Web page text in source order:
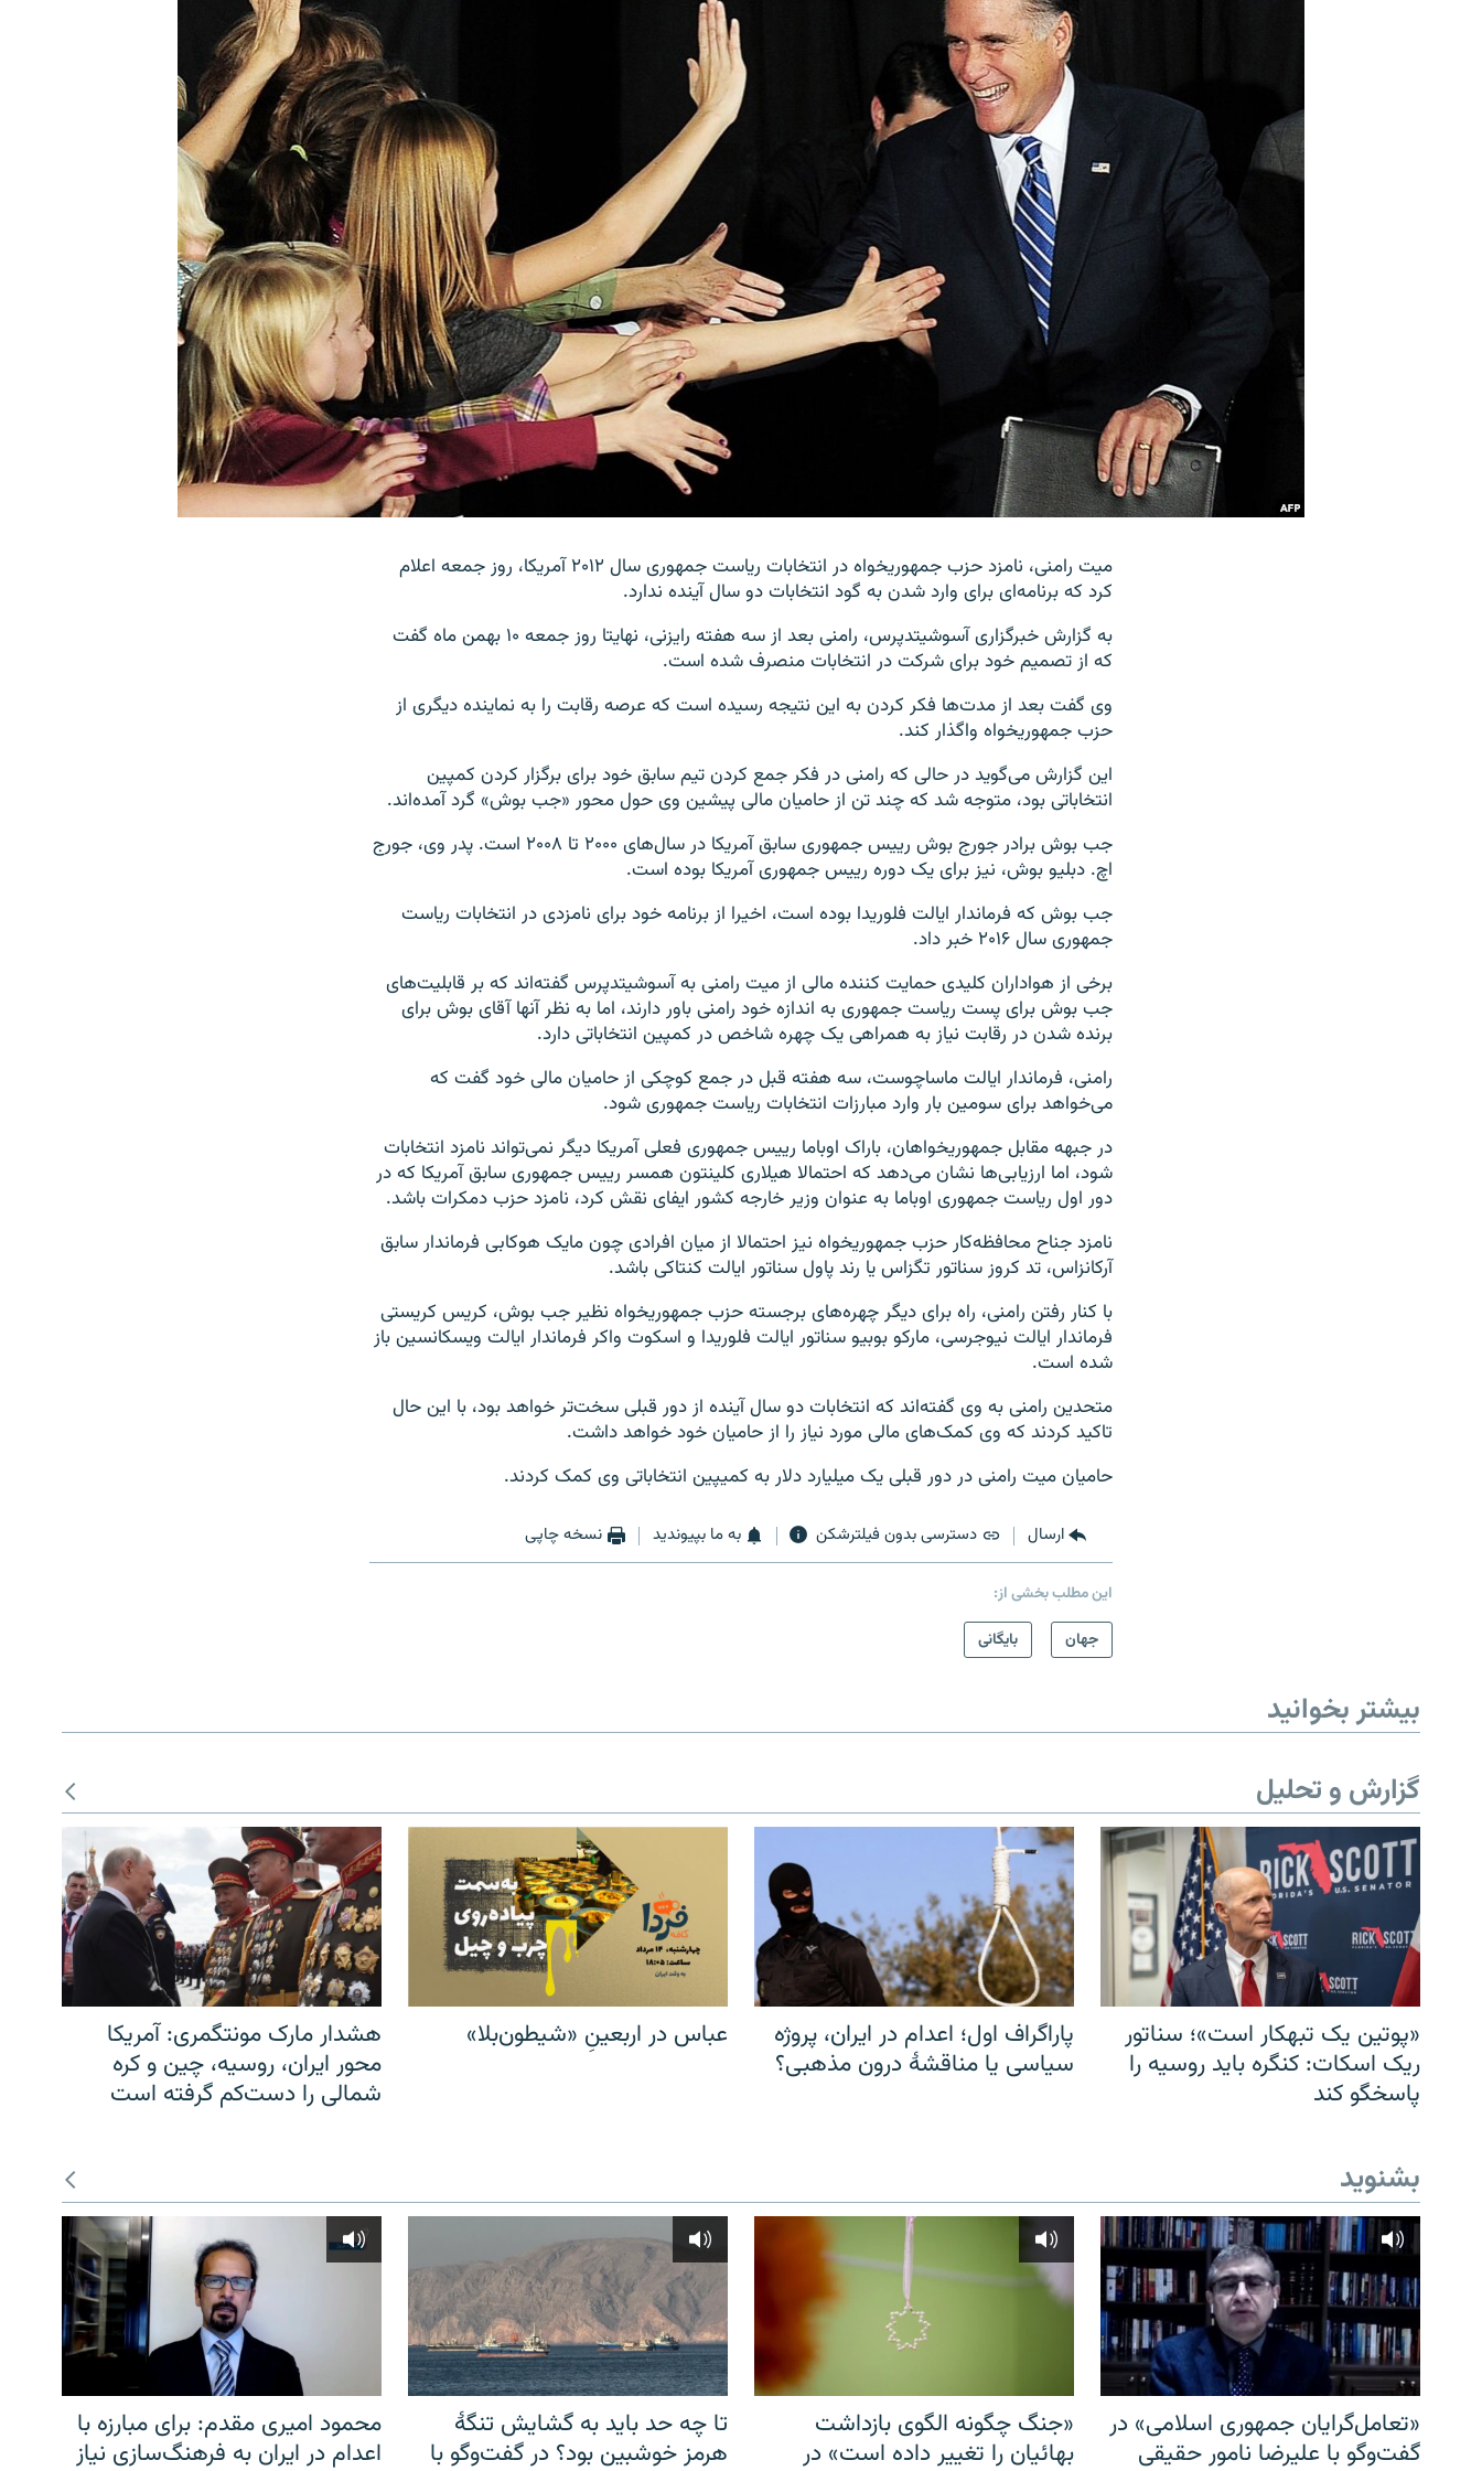
میت رامنی، نامزد حزب جمهوریخواه در انتخابات ریاست جمهوری سال ۲۰۱۲ آمریکا، روز جمعه اعلام
کرد که برنامه‌ای برای وارد شدن به گود انتخابات دو سال آینده ندارد.
به گزارش خبرگزاری آسوشیتدپرس، رامنی بعد از سه هفته رایزنی، نهایتا روز جمعه ۱۰ بهمن ماه گفت
که از تصمیم خود برای شرکت در انتخابات منصرف شده است.
وی گفت بعد از مدت‌ها فکر کردن به این نتیجه رسیده است که عرصه رقابت را به نماینده دیگری از
حزب جمهوریخواه واگذار کند.
این گزارش می‌گوید در حالی که رامنی در فکر جمع کردن تیم سابق خود برای برگزار کردن کمپین
انتخاباتی بود، متوجه شد که چند تن از حامیان مالی پیشین وی حول محور «جب بوش» گرد آمده‌اند.
جب بوش برادر جورج بوش رییس جمهوری سابق آمریکا در سال‌های ۲۰۰۰ تا ۲۰۰۸ است. پدر وی، جورج
اچ. دبلیو بوش، نیز برای یک دوره رییس جمهوری آمریکا بوده است.
جب بوش که فرماندار ایالت فلوریدا بوده است، اخیرا از برنامه خود برای نامزدی در انتخابات ریاست
جمهوری سال ۲۰۱۶ خبر داد.
برخی از هواداران کلیدی حمایت کننده مالی از میت رامنی به آسوشیتدپرس گفته‌اند که بر قابلیت‌های
جب بوش برای پست ریاست جمهوری به اندازه خود رامنی باور دارند، اما به نظر آنها آقای بوش برای
برنده شدن در رقابت نیاز به همراهی یک چهره شاخص در کمپین انتخاباتی دارد.
رامنی، فرماندار ایالت ماساچوست، سه هفته قبل در جمع کوچکی از حامیان مالی خود گفت که
می‌خواهد برای سومین بار وارد مبارزات انتخابات ریاست جمهوری شود.
در جبهه مقابل جمهوریخواهان، باراک اوباما رییس جمهوری فعلی آمریکا دیگر نمی‌تواند نامزد انتخابات
شود، اما ارزیابی‌ها نشان می‌دهد که احتمالا هیلاری کلینتون همسر رییس جمهوری سابق آمریکا که در
دور اول ریاست جمهوری اوباما به عنوان وزیر خارجه کشور ایفای نقش کرد، نامزد حزب دمکرات باشد.
نامزد جناح محافظه‌کار حزب جمهوریخواه نیز احتمالا از میان افرادی چون مایک هوکابی فرماندار سابق
آرکانزاس، تد کروز سناتور تگزاس یا رند پاول سناتور ایالت کنتاکی باشد.
با کنار رفتن رامنی، راه برای دیگر چهره‌های برجسته حزب جمهوریخواه نظیر جب بوش، کریس کریستی
فرماندار ایالت نیوجرسی، مارکو بوبیو سناتور ایالت فلوریدا و اسکوت واکر فرماندار ایالت ویسکانسین باز
شده است.
متحدین رامنی به وی گفته‌اند که انتخابات دو سال آینده از دور قبلی سخت‌تر خواهد بود، با این حال
تاکید کردند که وی کمک‌های مالی مورد نیاز را از حامیان خود خواهد داشت.
حامیان میت رامنی در دور قبلی یک میلیارد دلار به کمیپین انتخاباتی وی کمک کردند.
ارسال دسترسی بدون فیلترشکن به ما بپیوندید نسخه چاپی
این مطلب بخشی از:
جهان
بایگانی
بیشتر بخوانید
گزارش و تحلیل
«پوتین یک تبهکار است»؛ سناتور
ریک اسکات: کنگره باید روسیه را
پاسخگو کند
پاراگراف اول؛ اعدام در ایران، پروژه
سیاسی یا مناقشهٔ درون مذهبی؟
عباس در اربعینِ «شیطون‌بلا»
هشدار مارک مونتگمری: آمریکا
محور ایران، روسیه، چین و کره
شمالی را دست‌کم گرفته است
بشنوید
«تعامل‌گرایان جمهوری اسلامی» در
گفت‌وگو با علیرضا نامور حقیقی
«جنگ چگونه الگوی بازداشت
بهائیان را تغییر داده است» در
تا چه حد باید به گشایش تنگهٔ
هرمز خوشبین بود؟ در گفت‌وگو با
محمود امیری مقدم: برای مبارزه با
اعدام در ایران به فرهنگ‌سازی نیاز